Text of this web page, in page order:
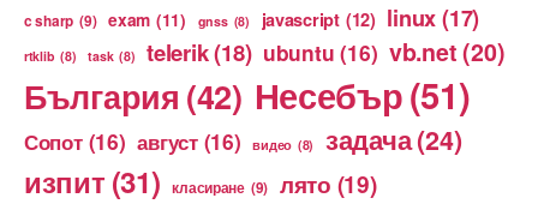
c sharp (9) exam (11) gnss (8) javascript (12) linux(17)
rtklib (8) task (8) telerik(18) ubuntu (16) vb.net(20)
България (42) Несебър(51)
Сопот (16) август (16) видео (8) задача(24)
изпит (31) класиране (9) лято (19)